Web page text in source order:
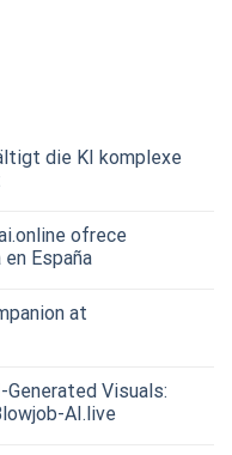
die KI komplexe
ofrece
España
at
Visuals:
AI.live